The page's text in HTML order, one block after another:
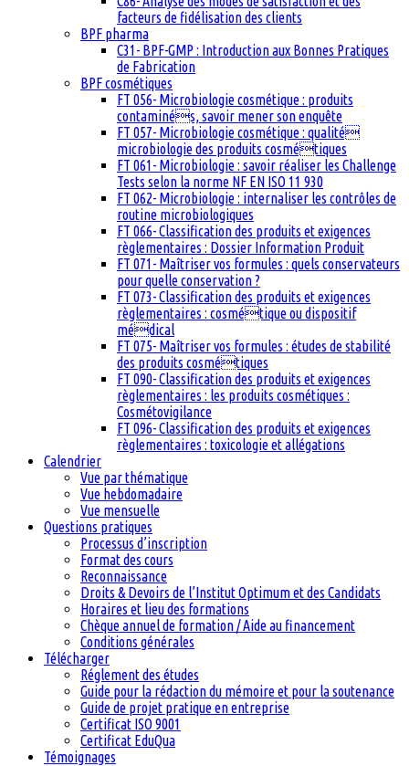
facteurs de fidélisation des clients
BPF pharma
C31- BPF-GMP : Introduction aux Bonnes Pratiques
de Fabrication
BPF cosmétiques
FT 056- Microbiologie cosmétique : produits
contaminés, savoir mener son enquête
FT 057- Microbiologie cosmétique : qualité
microbiologie des produits cosmétiques
FT 061- Microbiologie : savoir réaliser les Challenge
Tests selon la norme NF EN ISO 11 930
FT 062- Microbiologie : internaliser les contrôles de
routine microbiologiques
FT 066- Classification des produits et exigences
règlementaires : Dossier Information Produit
FT 071- Maîtriser vos formules : quels conservateurs
pour quelle conservation ?
FT 073- Classification des produits et exigences
règlementaires : cosmétique ou dispositif
médical
FT 075- Maîtriser vos formules : études de stabilité
des produits cosmétiques
FT 090- Classification des produits et exigences
règlementaires : les produits cosmétiques :
Cosmétovigilance
FT 096- Classification des produits et exigences
règlementaires : toxicologie et allégations
Calendrier
Vue par thématique
Vue hebdomadaire
Vue mensuelle
Questions pratiques
Processus d’inscription
Format des cours
Reconnaissance
Droits & Devoirs de l’Institut Optimum et des Candidats
Horaires et lieu des formations
Chèque annuel de formation / Aide au financement
Conditions générales
Télécharger
Réglement des études
Guide pour la rédaction du mémoire et pour la soutenance
Guide de projet pratique en entreprise
Certificat ISO 9001
Certificat EduQua
Témoignages